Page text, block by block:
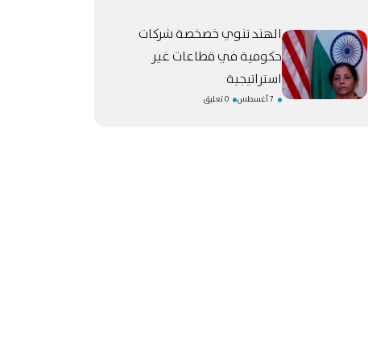
الهند تنوي خصخصة شركات
حكومية في قطاعات غير
استراتيجية
7 أغسطس 0 تعليق